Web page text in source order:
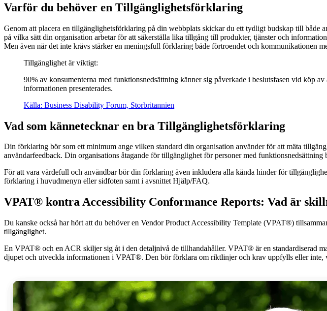
Varför du behöver en Tillgänglighetsförklaring
Genom att placera en tillgänglighetsförklaring på din webbplats skickar du ett tydligt budskap till
på vilka sätt din organisation arbetar för att säkerställa lika tillgång till produkter, tjänster och
Men även när det inte krävs stärker en meningsfull förklaring både förtroendet och kommunikationen
Tillgänglighet är viktigt:
90% av konsumenterna med funktionsnedsättning känner sig påverkade i beslutsfasen vid köp
informationen presenterades.
Källa: Business Disability Forum, Storbritannien
Vad som kännetecknar en bra Tillgänglighetsförklaring
Din förklaring bör som ett minimum ange vilken standard din organisation använder för att mäta
användarfeedback. Din organisations åtagande för tillgänglighet för personer med funktionsnedsättning
För att vara värdefull och användbar bör din förklaring även inkludera alla kända hinder för
förklaring i huvudmenyn eller sidfoten samt i avsnittet Hjälp/FAQ.
VPAT® kontra Accessibility Conformance Reports: Vad är
Du kanske också har hört att du behöver en Vendor Product Accessibility Template (VPAT®)
tillgänglighet.
En VPAT® och en ACR skiljer sig åt i den detaljnivå de tillhandahåller. VPAT® är en standardiserad
djupet och utveckla informationen i VPAT®. Den bör förklara om riktlinjer och krav uppfylls eller inte,